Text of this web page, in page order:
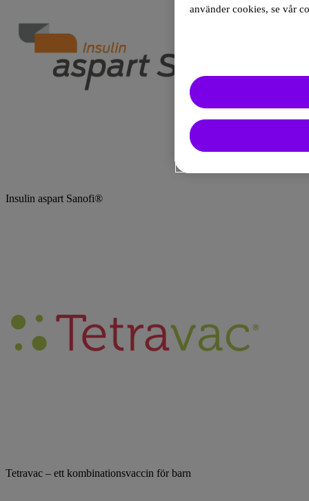
Insulin aspart Sanofi®
Tetravac – ett kombinationsvaccin för barn
använder cookies, se vår